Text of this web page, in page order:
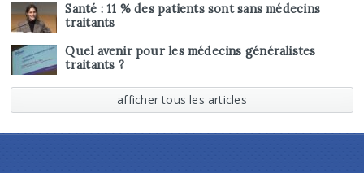
Santé : 11 % des patients sont sans médecins
traitants
Quel avenir pour les médecins généralistes
traitants ?
afficher tous les articles